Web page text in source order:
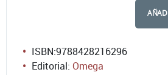
ISBN:9788428216296
Editorial: Omega